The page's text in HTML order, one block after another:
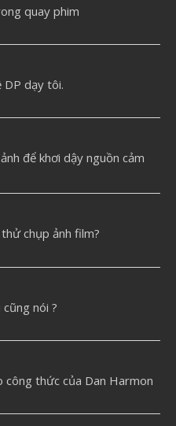
quay phim
DP dạy tôi.
để khơi dậy nguồn cảm
chụp ảnh film?
nói ?
thức của Dan Harmon